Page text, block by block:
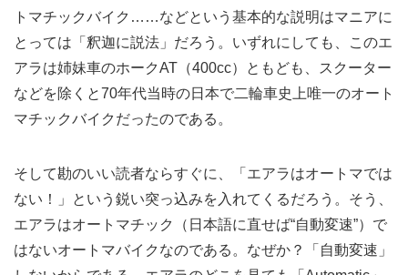
トマチックバイク……などという基本的な説明はマニアに
とっては「釈迦に説法」だろう。いずれにしても、このエ
アラは姉妹車のホークAT（400cc）ともども、スクーター
などを除くと70年代当時の日本で二輪車史上唯一のオート
マチックバイクだったのである。
そして勘のいい読者ならすぐに、「エアラはオートマでは
ない！」という鋭い突っ込みを入れてくるだろう。そう、
エアラはオートマチック（日本語に直せば“自動変速”）で
はないオートマバイクなのである。なぜか？「自動変速」